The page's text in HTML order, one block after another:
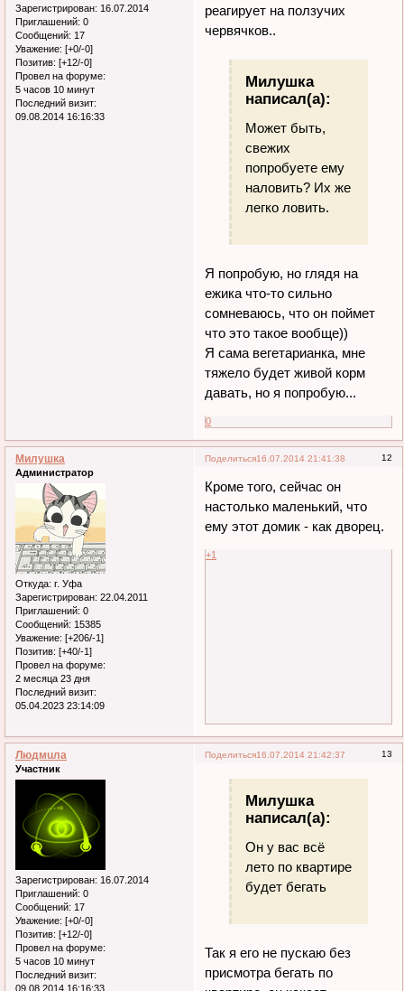
Зарегистрирован: 16.07.2014
Приглашений: 0
Сообщений: 17
Уважение: [+0/-0]
Позитив: [+12/-0]
Провел на форуме:
5 часов 10 минут
Последний визит:
09.08.2014 16:16:33
реагирует на ползучих
червячков..
Милушка
написал(а):
Может быть,
свежих
попробуете ему
наловить? Их же
легко ловить.
Я попробую, но глядя на
ежика что-то сильно
сомневаюсь, что он поймет
что это такое вообще))
Я сама вегетарианка, мне
тяжело будет живой корм
давать, но я попробую...
0
Поделиться 12
16.07.2014 21:41:38
Милушка
Администратор
Откуда: г. Уфа
Зарегистрирован: 22.04.2011
Приглашений: 0
Сообщений: 15385
Уважение: [+206/-1]
Позитив: [+40/-1]
Провел на форуме:
2 месяца 23 дня
Последний визит:
05.04.2023 23:14:09
Кроме того, сейчас он
настолько маленький, что
ему этот домик - как дворец.
+1
Поделиться 13
16.07.2014 21:42:37
Людмuла
Участник
Зарегистрирован: 16.07.2014
Приглашений: 0
Сообщений: 17
Уважение: [+0/-0]
Позитив: [+12/-0]
Провел на форуме:
5 часов 10 минут
Последний визит:
09.08.2014 16:16:33
Милушка
написал(а):
Он у вас всё
лето по квартире
будет бегать
Так я его не пускаю без
присмотра бегать по